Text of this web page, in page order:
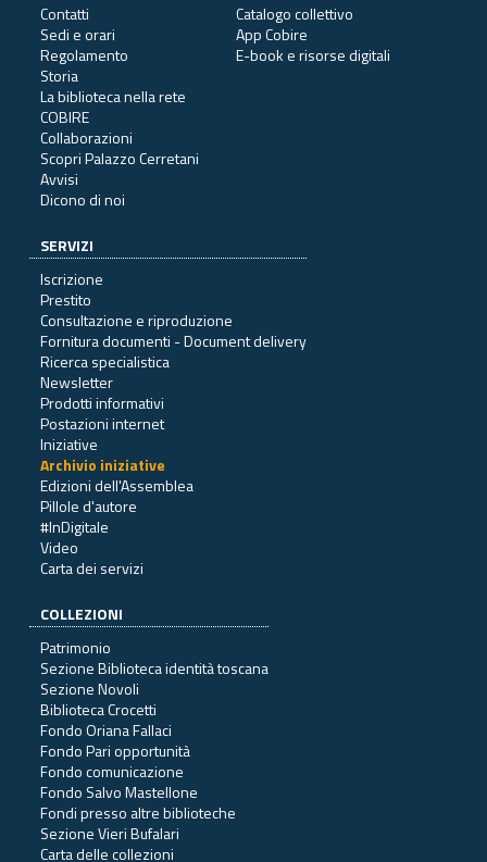
Contatti
Sedi e orari
Regolamento
Storia
La biblioteca nella rete
COBIRE
Collaborazioni
Scopri Palazzo Cerretani
Avvisi
Dicono di noi
Catalogo collettivo
App Cobire
E-book e risorse digitali
SERVIZI
Iscrizione
Prestito
Consultazione e riproduzione
Fornitura documenti - Document delivery
Ricerca specialistica
Newsletter
Prodotti informativi
Postazioni internet
Iniziative
Archivio iniziative
Edizioni dell'Assemblea
Pillole d'autore
#InDigitale
Video
Carta dei servizi
COLLEZIONI
Patrimonio
Sezione Biblioteca identità toscana
Sezione Novoli
Biblioteca Crocetti
Fondo Oriana Fallaci
Fondo Pari opportunità
Fondo comunicazione
Fondo Salvo Mastellone
Fondi presso altre biblioteche
Sezione Vieri Bufalari
Carta delle collezioni